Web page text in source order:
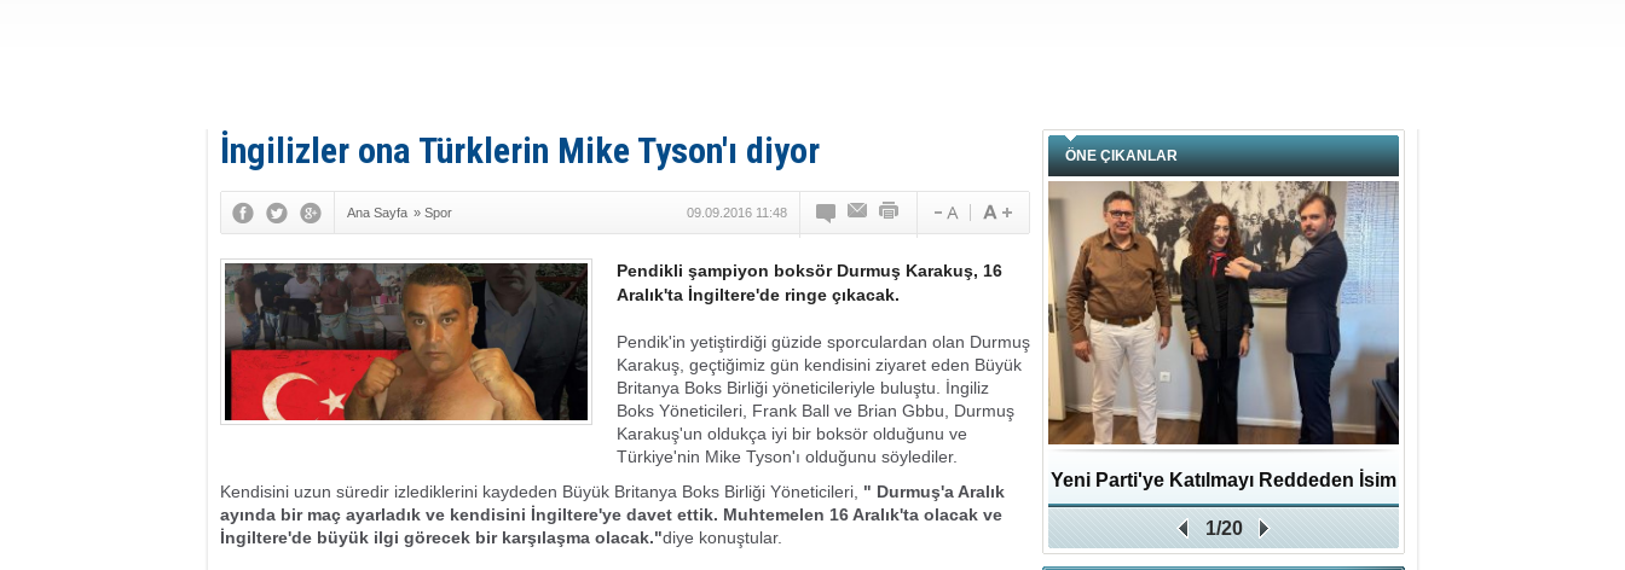
İngilizler ona Türklerin Mike Tyson'ı diyor
Ana Sayfa » Spor 09.09.2016 11:48
Pendikli şampiyon boksör Durmuş Karakuş, 16
Aralık'ta İngiltere'de ringe çıkacak.
Pendik'in yetiştirdiği güzide sporculardan olan Durmuş
Karakuş, geçtiğimiz gün kendisini ziyaret eden Büyük
Britanya Boks Birliği yöneticileriyle buluştu. İngiliz
Boks Yöneticileri, Frank Ball ve Brian Gbbu, Durmuş
Karakuş'un oldukça iyi bir boksör olduğunu ve
Türkiye'nin Mike Tyson'ı olduğunu söylediler.
Kendisini uzun süredir izlediklerini kaydeden Büyük Britanya Boks Birliği Yöneticileri, " Durmuş'a Aralık
ayında bir maç ayarladık ve kendisini İngiltere'ye davet ettik. Muhtemelen 16 Aralık'ta olacak ve
İngiltere'de büyük ilgi görecek bir karşılaşma olacak."diye konuştular.
ÖNE ÇIKANLAR
Yeni Parti'ye Katılmayı Reddeden İsim
Zafer Partisi'ne katıldı
1/20